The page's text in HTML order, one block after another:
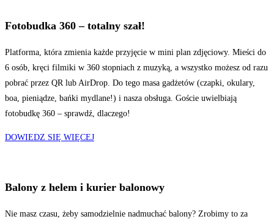
Fotobudka 360 – totalny szał!
Platforma, która zmienia każde przyjęcie w mini plan zdjęciowy. Mieści do
6 osób, kręci filmiki w 360 stopniach z muzyką, a wszystko możesz od razu
pobrać przez QR lub AirDrop. Do tego masa gadżetów (czapki, okulary,
boa, pieniądze, bańki mydlane!) i nasza obsługa. Goście uwielbiają
fotobudkę 360 – sprawdź, dlaczego!
DOWIEDZ SIĘ WIĘCEJ
Balony z helem i kurier balonowy
Nie masz czasu, żeby samodzielnie nadmuchać balony? Zrobimy to za